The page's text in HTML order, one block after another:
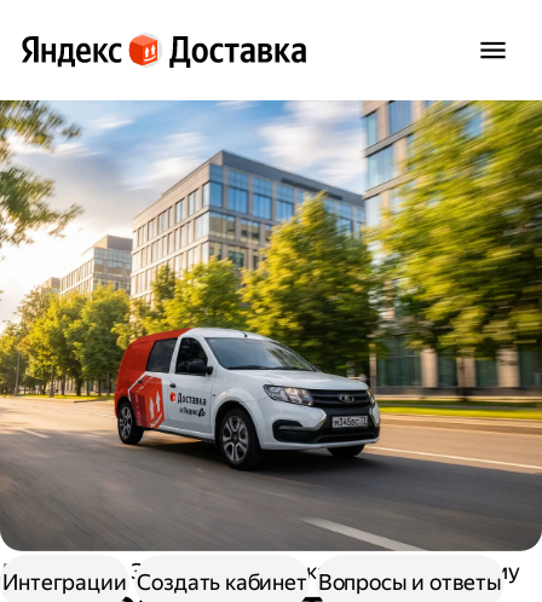
Доставка Экспресс-доставка по Дзержинскому
Интеграции Создать кабинет Вопросы и ответы